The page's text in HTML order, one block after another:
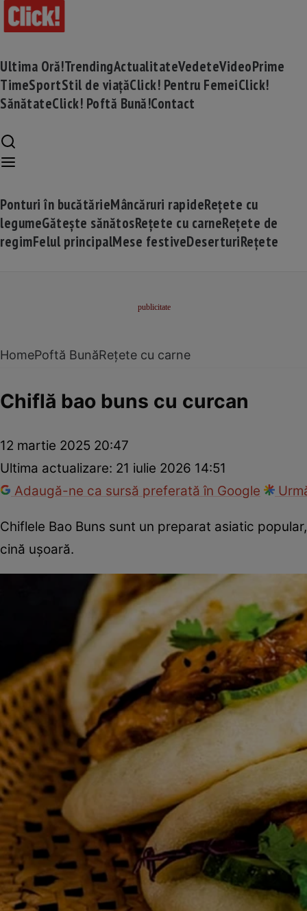
Ultima Oră!TrendingActualitateVedeteVideoPrime
TimeSportStil de viațăClick! Pentru FemeiClick!
SănătateClick! Poftă Bună!Contact
Ponturi în bucătărieMâncăruri rapideRețete cu
legumeGătește sănătosRețete cu carneRețete de
regimFelul principalMese festiveDeserturiRețete
HomePoftă BunăRețete cu carne
Chiflă bao buns cu curcan
12 martie 2025 20:47
Ultima actualizare: 21 iulie 2026 14:51
Adaugă-ne ca sursă preferată în Google
Chiflele Bao Buns sunt un preparat asiatic
cină ușoară.